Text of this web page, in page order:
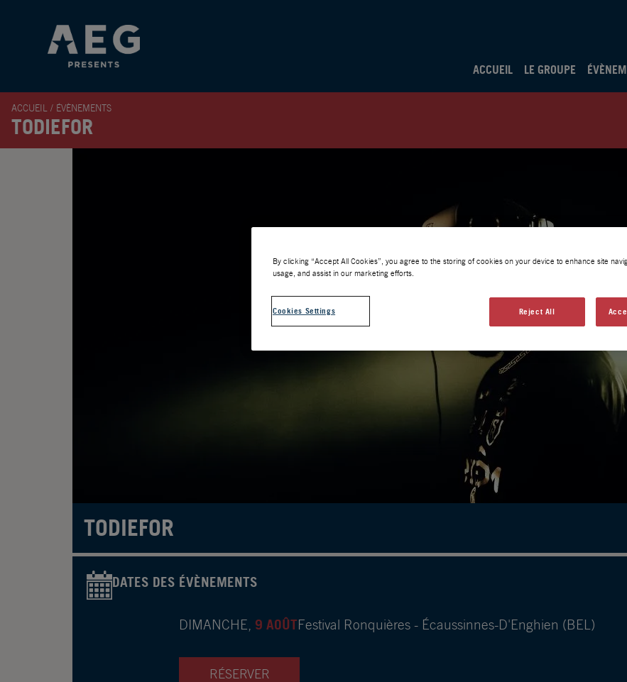
ACCUEIL LE GROUPE
ACCUEIL / ÉVÈNEMENTS
TODIEFOR
TODIEFOR
DATES DES ÉVÈNEMENTS
DIMANCHE, 9 AOÛTFestival Ronquières - Écaussinnes-D'Enghien (BEL)
RÉSERVER
By clicking “Accept All Cookies”, you agree to the storing of cookies on your device to enhance site
usage, and assist in our marketing efforts.
Cookies Settings Reject All